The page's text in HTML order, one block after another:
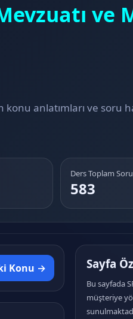
ve
konu anlatımları ve soru
Ders Toplam
583
Konu → Sayfa
Bu sayfada
müşteriye